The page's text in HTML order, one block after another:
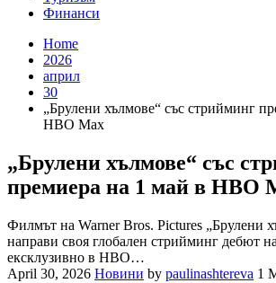
Финанси
Home
2026
април
30
„Брулени хълмове“ със стрийминг
HBO Max
„Брулени хълмове“ със
премиера на 1 май в HBO
Филмът на Warner Bros. Pictures „Брулени
направи своя глобален стрийминг дебют
ексклузивно в HBO…
April 30, 2026 Новини by paulinashtereva 1